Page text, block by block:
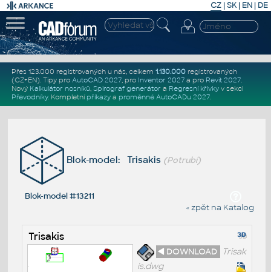
CZ | SK| EN | DE
Přes 123.000 registrovaných u nás, celkem 1.130.000registrovaných
(CZ+EN). Tipy pro AutoCAD 2027, pro Inventor 2027a pro Revit 2027.
Nový Kalkulátor nosníků, Spirograf generátor a Regresní křivkyv sekci
Převodníky. Kompletní příkazya proměnné AutoCADu 2027.
Blok-model: Trisakis (Potrubí)
Blok-model #13211
« zpět na Katalog
Trisakis
◄ DOWNLOAD
Trisak
is.dwg